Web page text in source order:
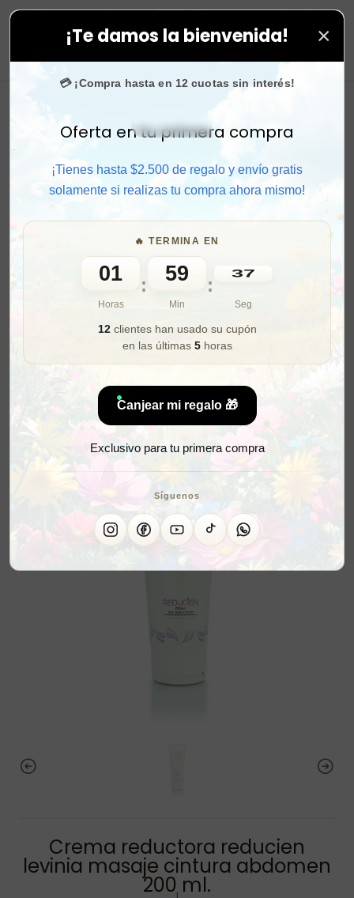
¡Te damos la bienvenida! ×
💳 ¡Compra hasta en 12 cuotas sin interés!
Activar sonido
Oferta en tu primera compra
¡Tienes hasta $2.500 de regalo y envío gratis
solamente si realizas tu compra ahora mismo!
🔥 TERMINA EN
01
Horas
: 59
Min
: 36
Seg
12clientes han usado su cupón
en las últimas 5horas
Canjear mi regalo 🎁
Exclusivo para tu primera compra
Síguenos
compras. ⚡ Compra rápido y aprovecha. 💙
Crema reductora reducien
levinia masaje cintura abdomen
200 ml.